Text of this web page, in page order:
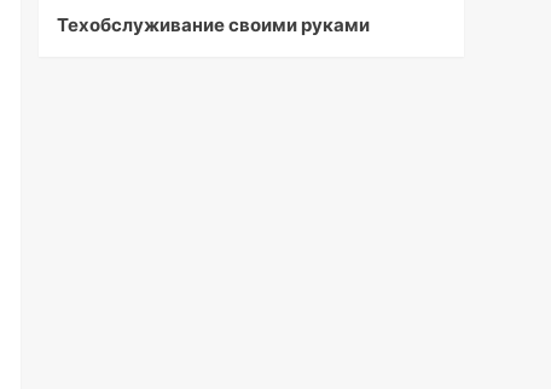
Техобслуживание своими руками